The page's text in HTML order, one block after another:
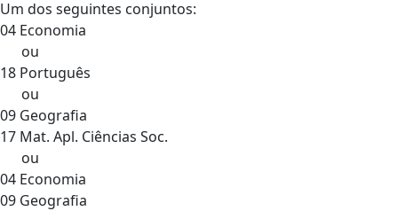
Um dos seguintes conjuntos:
04 Economia
ou
18 Português
ou
09 Geografia
17 Mat. Apl. Ciências Soc.
ou
04 Economia
09 Geografia